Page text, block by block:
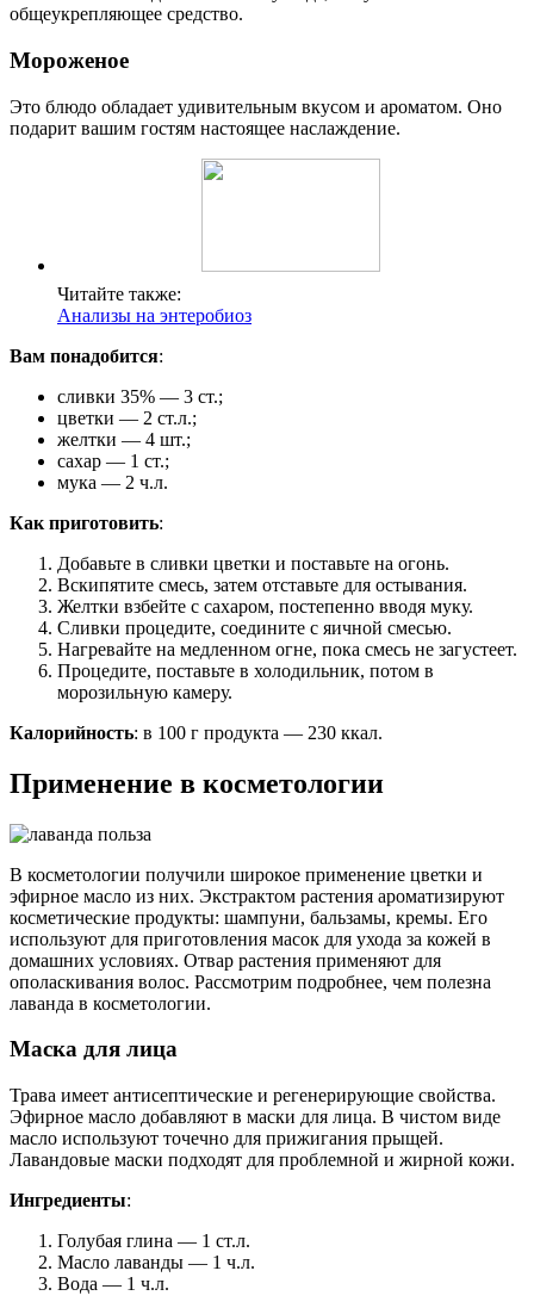
общеукрепляющее средство.
Мороженое
Это блюдо обладает удивительным вкусом и ароматом. Оно
подарит вашим гостям настоящее наслаждение.
Читайте также:
Анализы на энтеробиоз
Вам понадобится:
сливки 35% — 3 ст.;
цветки — 2 ст.л.;
желтки — 4 шт.;
сахар — 1 ст.;
мука — 2 ч.л.
Как приготовить:
Добавьте в сливки цветки и поставьте на огонь.
Вскипятите смесь, затем отставьте для остывания.
Желтки взбейте с сахаром, постепенно вводя муку.
Сливки процедите, соедините с яичной смесью.
Нагревайте на медленном огне, пока смесь не загустеет.
Процедите, поставьте в холодильник, потом в
морозильную камеру.
Калорийность: в 100 г продукта — 230 ккал.
Применение в косметологии
В косметологии получили широкое применение цветки и
эфирное масло из них. Экстрактом растения ароматизируют
косметические продукты: шампуни, бальзамы, кремы. Его
используют для приготовления масок для ухода за кожей в
домашних условиях. Отвар растения применяют для
ополаскивания волос. Рассмотрим подробнее, чем полезна
лаванда в косметологии.
Маска для лица
Трава имеет антисептические и регенерирующие свойства.
Эфирное масло добавляют в маски для лица. В чистом виде
масло используют точечно для прижигания прыщей.
Лавандовые маски подходят для проблемной и жирной кожи.
Ингредиенты:
Голубая глина — 1 ст.л.
Масло лаванды — 1 ч.л.
Вода — 1 ч.л.